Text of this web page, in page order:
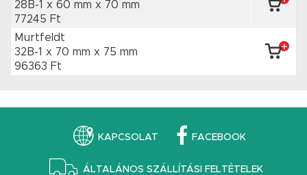
28B-1 x 60 mm x 70 mm
77245 Ft
Murtfeldt
32B-1 x 70 mm x 75 mm
96363 Ft
KAPCSOLAT FACEBOOK
ÁLTALÁNOS SZÁLLÍTÁSI FELTÉTELEK